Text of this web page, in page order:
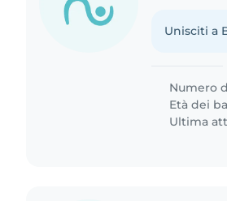
Unisciti a
Numero
Età dei
Ultima